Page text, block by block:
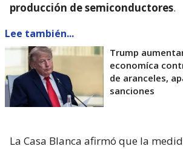
producción de semiconductores.
Lee también...
Trump
economíca
de aranceles,
sanciones
La Casa Blanca afirmó que la